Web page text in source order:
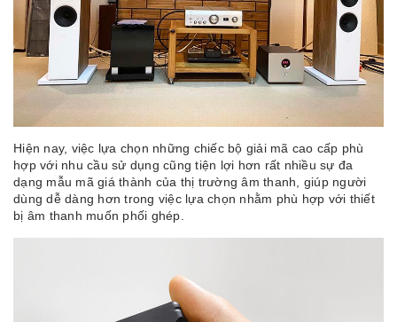
Hiện nay, việc lựa chọn những chiếc bộ giải mã cao cấp phù
hợp với nhu cầu sử dụng cũng tiện lợi hơn rất nhiều sự đa
dạng mẫu mã giá thành của thị trường âm thanh, giúp người
dùng dễ dàng hơn trong việc lựa chọn nhằm phù hợp với thiết
bị âm thanh muốn phối ghép.